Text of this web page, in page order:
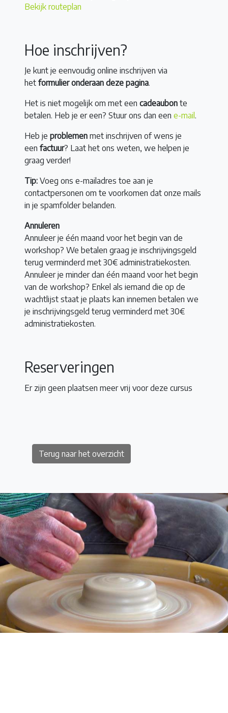
Bekijk routeplan
Hoe inschrijven?
Je kunt je eenvoudig online inschrijven via
het formulier onderaan deze pagina.
Het is niet mogelijk om met een cadeaubon te
betalen. Heb je er een? Stuur ons dan een e-mail .
Heb je problemen met inschrijven of wens je
een factuur? Laat het ons weten, we helpen je
graag verder!
Tip: Voeg ons e-mailadres toe aan je
contactpersonen om te voorkomen dat onze mails
in je spamfolder belanden.
Annuleren
Annuleer je één maand voor het begin van de
workshop? We betalen graag je inschrijvingsgeld
terug verminderd met 30€ administratiekosten.
Annuleer je minder dan één maand voor het begin
van de workshop? Enkel als iemand die op de
wachtlijst staat je plaats kan innemen betalen we
je inschrijvingsgeld terug verminderd met 30€
administratiekosten.
Reserveringen
Er zijn geen plaatsen meer vrij voor deze cursus
Terug naar het overzicht